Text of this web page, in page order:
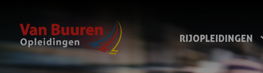
RIJOPLEIDINGEN